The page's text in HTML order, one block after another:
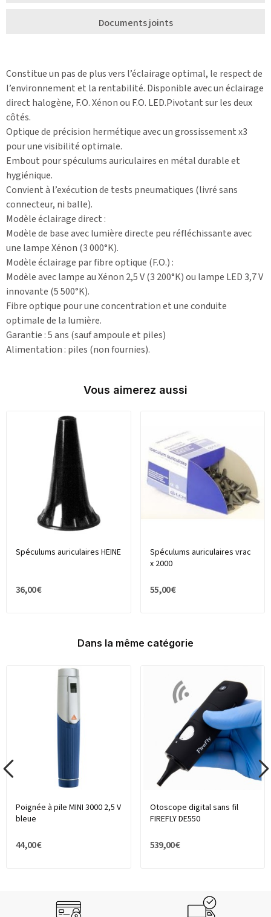
Documents joints
Constitue un pas de plus vers l’éclairage optimal, le respect de
l’environnement et la rentabilité. Disponible avec un éclairage
direct halogène, F.O. Xénon ou F.O. LED.Pivotant sur les deux
côtés.
Optique de précision hermétique avec un grossissement x3
pour une visibilité optimale.
Embout pour spéculums auriculaires en métal durable et
hygiénique.
Convient à l’exécution de tests pneumatiques (livré sans
connecteur, ni balle).
Modèle éclairage direct :
Modèle de base avec lumière directe peu réfléchissante avec
une lampe Xénon (3 000°K).
Modèle éclairage par fibre optique (F.O.) :
Modèle avec lampe au Xénon 2,5 V (3 200°K) ou lampe LED 3,7 V
innovante (5 500°K).
Fibre optique pour une concentration et une conduite
optimale de la lumière.
Garantie : 5 ans (sauf ampoule et piles)
Alimentation : piles (non fournies).
Vous aimerez aussi
Spéculums auriculaires HEINE
36,00 €
Spéculums auriculaires vrac
x 2000
55,00 €
Dans la même catégorie
Poignée à pile MINI 3000 2,5 V
bleue
44,00 €
Otoscope digital sans fil
FIREFLY DE550
539,00 €